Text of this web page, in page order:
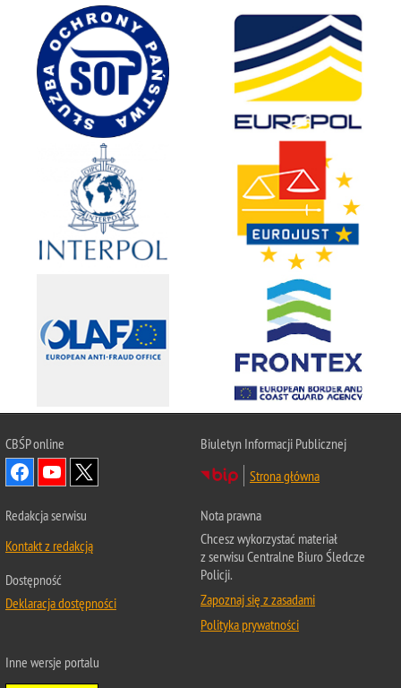
CBŚPonline
Biuletyn Informacji Publicznej
Strona główna
Redakcja serwisu
Kontakt z redakcją
Dostępność
Deklaracja dostępności
Nota prawna
Chcesz wykorzystać materiał
z serwisu Centralne Biuro Śledcze
Policji.
Zapoznaj się z zasadami
Polityka prywatności
Inne wersje portalu